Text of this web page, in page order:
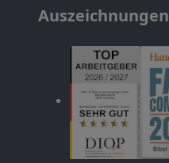
Auszeichnungen